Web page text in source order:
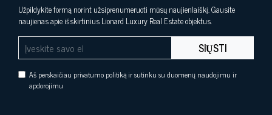
Užpildykite formą norint užsiprenumeruoti mūsų naujienlaiškį. Gausite
naujienas apie išskirtinius Lionard Luxury Real Estate objektus.
SIŲSTI
Aš perskaičiau privatumo politiką ir sutinku su duomenų naudojimu ir
apdorojimu